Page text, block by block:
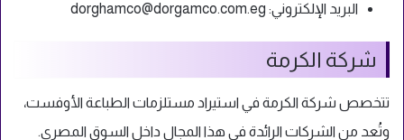
البريد الإلكتروني: dorghamco@dorgamco.com.eg
شركة الكرمة
تتخصص شركة الكرمة في استيراد مستلزمات الطباعة الأوفست،
وتُعد من الشركات الرائدة في هذا المجال داخل السوق المصري.